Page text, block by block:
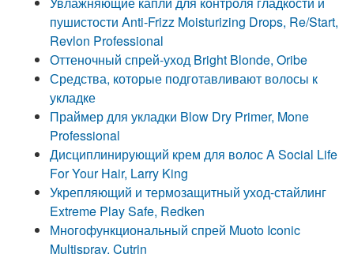
пушистости Anti-Frizz Moisturizing Drops, Re/Start,
Revlon Professional
Оттеночный спрей-уход Bright Blonde, Oribe
Средства, которые подготавливают волосы к
укладке
Праймер для укладки Blow Dry Primer, Mone
Professional
Дисциплинирующий крем для волос A Social Life
For Your Hair, Larry King
Укрепляющий и термозащитный уход-стайлинг
Extreme Play Safe, Redken
Многофункциональный спрей Muoto Iconic
Multispray, Cutrin